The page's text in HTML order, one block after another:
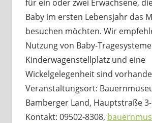
für ein oder zwei Erwachsene,
Baby im ersten Lebensjahr das
besuchen möchten. Wir
Nutzung von Baby-
Kinderwagenstellplatz und eine
Wickelgelegenheit sind
Veranstaltungsort:
Bamberger Land, Hauptstraße
Kontakt: 09502-8308,